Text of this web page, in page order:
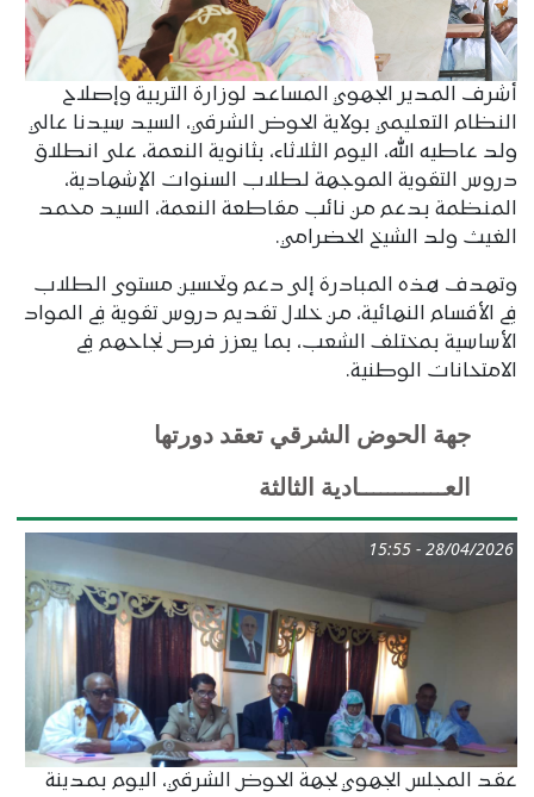
أشرف المدير الجهوي المساعد لوزارة التربية وإصلاح
النظام التعليمي بولاية الحوض الشرقي، السيد سيدنا عالي
ولد عاطيه الله، اليوم الثلاثاء، بثانوية النعمة، على انطلاق
دروس التقوية الموجهة لطلاب السنوات الإشهادية،
المنظمة بدعم من نائب مقاطعة النعمة، السيد محمد
الغيث ولد الشيخ الحضرامي.
وتهدف هذه المبادرة إلى دعم وتحسين مستوى الطلاب
في الأقسام النهائية، من خلال تقديم دروس تقوية في المواد
الأساسية بمختلف الشعب، بما يعزز فرص نجاحهم في
الامتحانات الوطنية.
جهة الحوض الشرقي تعقد دورتها
العــــــــــــادية الثالثة
28/04/2026 - 15:55
عقد المجلس الجهوي لجهة الحوض الشرقي، اليوم بمدينة